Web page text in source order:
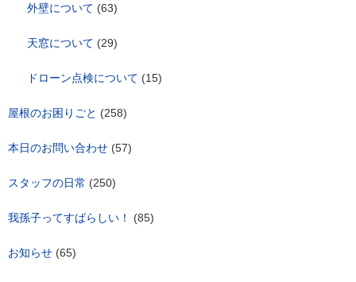
外壁について (63)
天窓について (29)
ドローン点検について (15)
屋根のお困りごと (258)
本日のお問い合わせ (57)
スタッフの日常 (250)
我孫子ってすばらしい！ (85)
お知らせ (65)